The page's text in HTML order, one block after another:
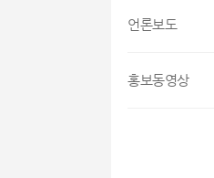
언론보도
홍보동영상